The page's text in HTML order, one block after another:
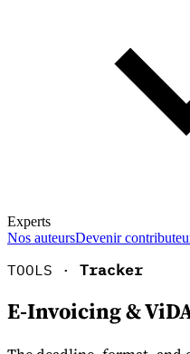
Experts
Nos auteursDevenir
En savoir plus sur la fiscalité
TOOLS · Tracker
E-Invoicing &